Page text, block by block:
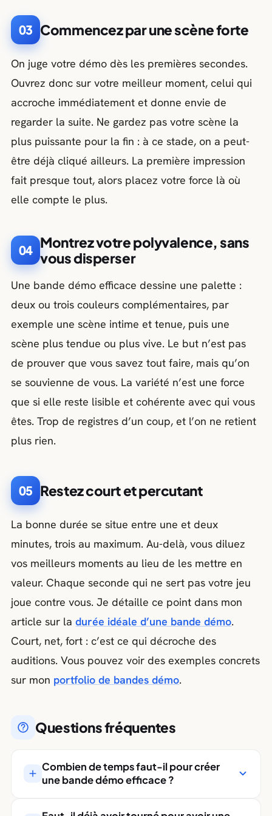
03 Commencez par une scène forte
On juge votre démo dès les premières secondes.
Ouvrez donc sur votre meilleur moment, celui qui
accroche immédiatement et donne envie de
regarder la suite. Ne gardez pas votre scène la
plus puissante pour la fin : à ce stade, on a peut-
être déjà cliqué ailleurs. La première impression
fait presque tout, alors placez votre force là où
elle compte le plus.
04 Montrez votre polyvalence, sans
vous disperser
Une bande démo efficace dessine une palette :
deux ou trois couleurs complémentaires, par
exemple une scène intime et tenue, puis une
scène plus tendue ou plus vive. Le but n’est pas
de prouver que vous savez tout faire, mais qu’on
se souvienne de vous. La variété n’est une force
que si elle reste lisible et cohérente avec qui vous
êtes. Trop de registres d’un coup, et l’on ne retient
plus rien.
05 Restez court et percutant
La bonne durée se situe entre une et deux
minutes, trois au maximum. Au-delà, vous diluez
vos meilleurs moments au lieu de les mettre en
valeur. Chaque seconde qui ne sert pas votre jeu
joue contre vous. Je détaille ce point dans mon
article sur ladurée idéale d’une bande démo.
Court, net, fort : c’est ce qui décroche des
auditions. Vous pouvez voir des exemples concrets
sur mon portfolio de bandes démo.
Questions fréquentes
Combien de temps faut-il pour créer
une bande démo efficace ?